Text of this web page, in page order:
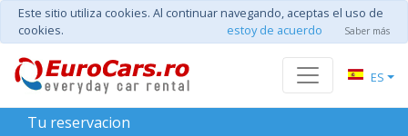
Este sitio utiliza cookies. Al continuar navegando, aceptas el uso de
cookies.
estoy de acuerdo Saber más
ES
Tu reservacion